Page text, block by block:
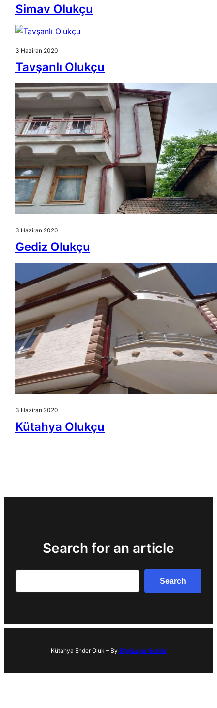
Simav Olukçu
3 Haziran 2020
Tavşanlı Olukçu
3 Haziran 2020
Gediz Olukçu
3 Haziran 2020
Kütahya Olukçu
Search for an article
Search
Kütahya Ender Oluk – By Bilgisayar Servis